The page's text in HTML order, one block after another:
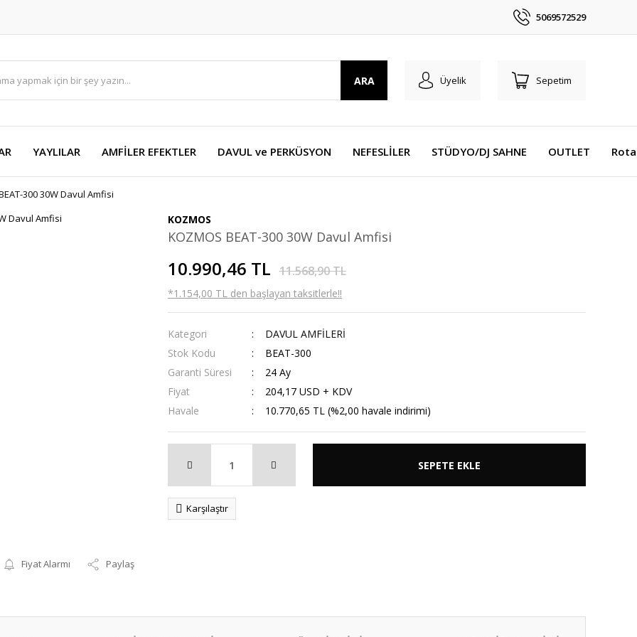
5069572529
ARA Üyelik Sepetim
YAYLILAR AMFİLER EFEKTLER DAVUL ve PERKÜSYON NEFESLİLER STÜDYO/DJ SAHNE OUTLET
300 30W Davul Amfisi
Fiyat Alarmı Paylaş
KOZMOS
KOZMOS BEAT-300 30W Davul Amfisi
10.990,46 TL 11.568,90 TL
*1.154,00 TL den başlayan taksitlerle!!
Kategori
DAVUL AMFİLERİ
Stok Kodu
BEAT-300
Garanti Süresi
24 Ay
Fiyat
204,17 USD + KDV
Havale
10.770,65 TL (%2,00 havale indirimi)
SEPETE EKLE
Karşılaştır